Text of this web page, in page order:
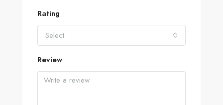
Rating
Select
Review